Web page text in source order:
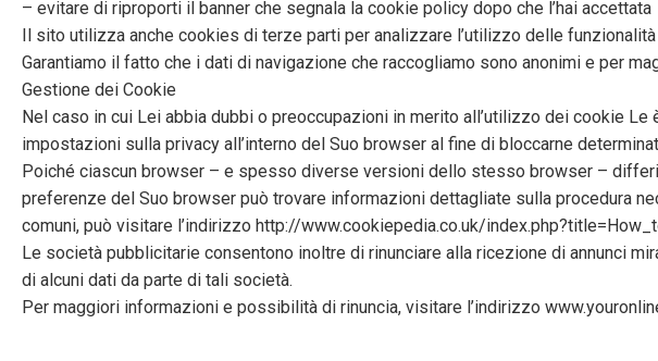
– evitare di riproporti il banner che segnala la cookie policy dopo che l’hai accettata
Il sito utilizza anche cookies di terze parti per analizzare l’utilizzo delle
Garantiamo il fatto che i dati di navigazione che raccogliamo sono anonimi e per
Gestione dei Cookie
Nel caso in cui Lei abbia dubbi o preoccupazioni in merito all’utilizzo dei cookie
impostazioni sulla privacy all’interno del Suo browser al fine di bloccarne
Poiché ciascun browser – e spesso diverse versioni dello stesso browser –
preferenze del Suo browser può trovare informazioni dettagliate sulla procedura
comuni, può visitare l’indirizzo http://www.cookiepedia.co.uk/
Le società pubblicitarie consentono inoltre di rinunciare alla ricezione di annunci
di alcuni dati da parte di tali società.
Per maggiori informazioni e possibilità di rinuncia, visitare l’indirizzo